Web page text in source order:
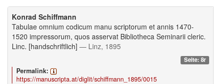
Konrad Schiffmann
Tabulae omnium codicum manu scriptorum et annis 1470-
1520 impressorum, quos asservat Bibliotheca Seminarii cleric.
Linc. [handschriftlich] — Linz, 1895
Seite: 8r
Permalink:
https://manuscripta.at/diglit/schiffmann_1895/0015